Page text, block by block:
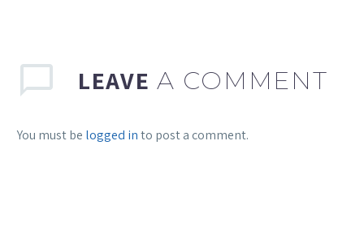
LEAVE A COMMENT
You must be logged into post a comment.